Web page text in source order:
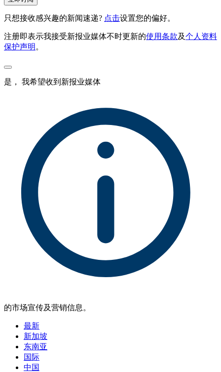
只想接收感兴趣的新闻速递? 点击设置您的偏好。
注册即表示我接受新报业媒体不时更新的使用条款及个人资料
保护声明 。
是， 我希望收到新报业媒体
的市场宣传及营销信息。
最新
新加坡
东南亚
国际
中国